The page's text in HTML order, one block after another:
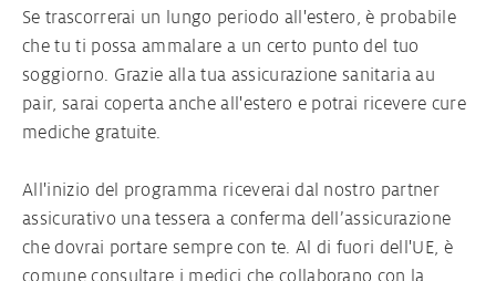
Se trascorrerai un lungo periodo all'estero, è probabile
che tu ti possa ammalare a un certo punto del tuo
soggiorno. Grazie alla tua assicurazione sanitaria au
pair, sarai coperta anche all'estero e potrai ricevere cure
mediche gratuite.
All'inizio del programma riceverai dal nostro partner
assicurativo una tessera a conferma dell’assicurazione
che dovrai portare sempre con te. Al di fuori dell'UE, è
comune consultare i medici che collaborano con la